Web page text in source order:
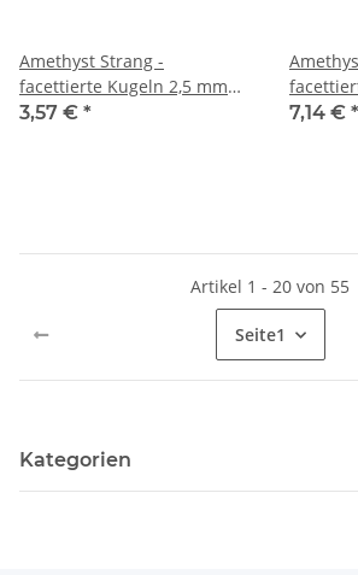
Amethyst Strang -
facettierte Kugeln 2,5 mm
lila, Länge 39 cm /6536
3,57 € *
grau,
7,14 € *
Artikel 1 - 20 von 55
Seite1
Kategorien